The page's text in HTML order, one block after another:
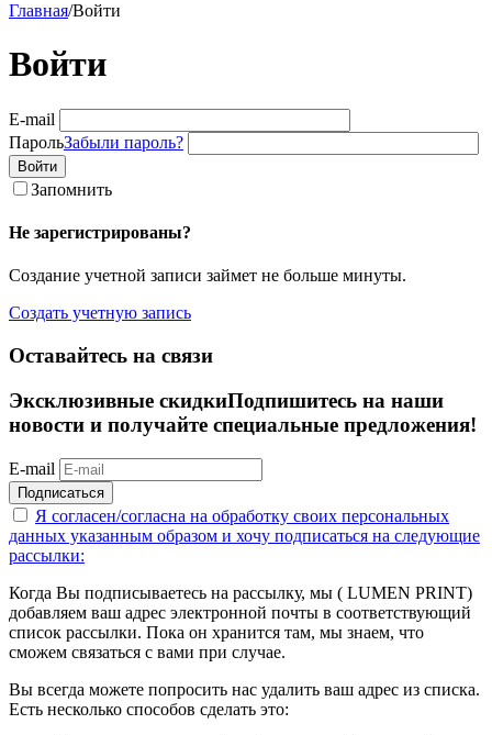
Главная/Войти
Войти
E-mail
ПарольЗабыли пароль?
Войти
Запомнить
Не зарегистрированы?
Создание учетной записи займет не больше минуты.
Создать учетную запись
Оставайтесь на связи
Эксклюзивные скидкиПодпишитесь на наши
новости и получайте специальные предложения!
E-mail
Подписаться
Я согласен/согласна на обработку своих персональных
данных указанным образом и хочу подписаться на следующие
рассылки:
Когда Вы подписываетесь на рассылку, мы ( LUMEN PRINT)
добавляем ваш адрес электронной почты в соответствующий
список рассылки. Пока он хранится там, мы знаем, что
сможем связаться с вами при случае.
Вы всегда можете попросить нас удалить ваш адрес из списка.
Есть несколько способов сделать это: